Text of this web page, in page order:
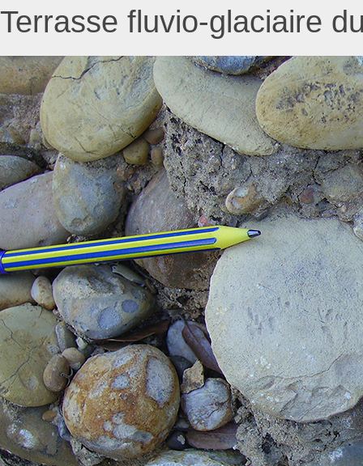
Terrasse fluvio-glaciaire